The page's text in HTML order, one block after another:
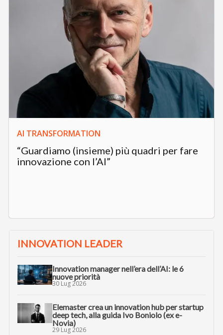
AI TRANSFORMATION
“Guardiamo (insieme) più quadri per fare
innovazione con l’AI”
INNOVATION LEADER
Innovation manager nell’era dell’AI: le 6
nuove priorità
30 Lug 2026
Elemaster crea un innovation hub per startup
deep tech, alla guida Ivo Boniolo (ex e-
Novia)
29 Lug 2026